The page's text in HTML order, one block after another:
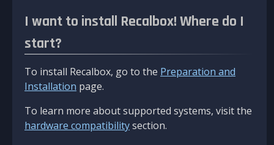
I want to install Recalbox! Where do I
start?
To install Recalbox, go to the Preparation and
Installation page.
To learn more about supported systems, visit the
hardware compatibilitysection.